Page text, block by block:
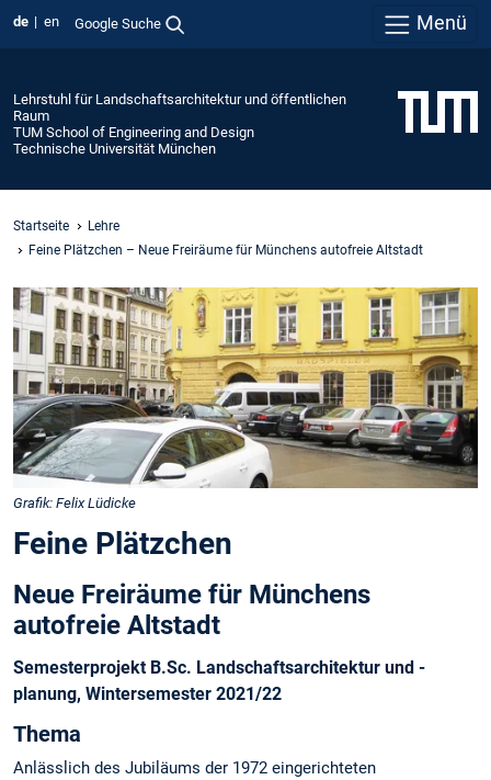
de en Google Suche Menü
Lehrstuhl für Landschaftsarchitektur und öffentlichen
Raum
TUM School of Engineering and Design
Technische Universität München
Startseite
Lehre
Feine Plätzchen – Neue Freiräume für Münchens autofreie Altstadt
Grafik: Felix Lüdicke
Feine Plätzchen
Neue Freiräume für Münchens
autofreie Altstadt
Semesterprojekt B.Sc. Landschaftsarchitektur und -
planung, Wintersemester 2021/22
Thema
Anlässlich des Jubiläums der 1972 eingerichteten